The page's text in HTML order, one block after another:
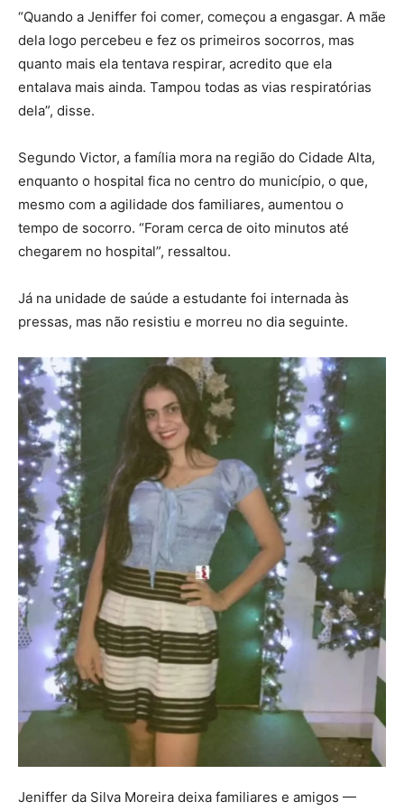
“Quando a Jeniffer foi comer, começou a engasgar. A mãe
dela logo percebeu e fez os primeiros socorros, mas
quanto mais ela tentava respirar, acredito que ela
entalava mais ainda. Tampou todas as vias respiratórias
dela”, disse.
Segundo Victor, a família mora na região do Cidade Alta,
enquanto o hospital fica no centro do município, o que,
mesmo com a agilidade dos familiares, aumentou o
tempo de socorro. “Foram cerca de oito minutos até
chegarem no hospital”, ressaltou.
Já na unidade de saúde a estudante foi internada às
pressas, mas não resistiu e morreu no dia seguinte.
Jeniffer da Silva Moreira deixa familiares e amigos —